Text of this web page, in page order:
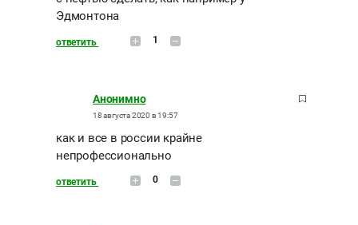
Эдмонтона
ответить 1
Анонимно
18 августа 2020 в 19:57
как и все в россии крайне
непрофессионально
ответить 0